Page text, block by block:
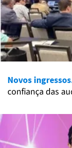
Novos
confiança das